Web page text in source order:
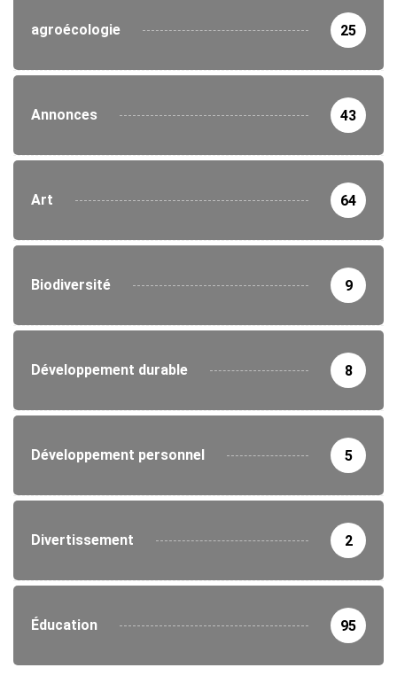
agroécologie 25
Annonces 43
Art 64
Biodiversité 9
Développement durable 8
Développement personnel 5
Divertissement 2
Éducation 95